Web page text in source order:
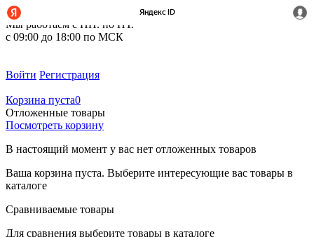
+7 (495) 212-14-37
Мы работаем с ПН. по ПТ.
с 09:00 до 18:00 по МСК
Войти Регистрация
Корзина пуста0
Отложенные товары
Посмотреть корзину
В настоящий момент у вас нет отложенных товаров
Ваша корзина пуста. Выберите интересующие вас товары в
каталоге
Сравниваемые товары
Для сравнения выберите товары в каталоге